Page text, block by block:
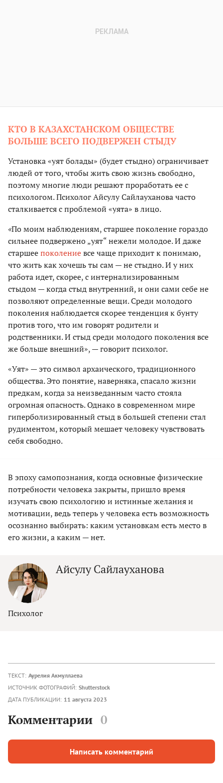
КТО В КАЗАХСТАНСКОМ ОБЩЕСТВЕ
БОЛЬШЕ ВСЕГО ПОДВЕРЖЕН СТЫДУ
Установка «уят болады» (будет стыдно) ограничивает
людей от того, чтобы жить свою жизнь свободно,
поэтому многие люди решают проработать ее с
психологом. Психолог Айсулу Сайлауханова часто
сталкивается с проблемой «уята» в лицо.
«По моим наблюдениям, старшее поколение гораздо
сильнее подвержено „уят“ нежели молодое. И даже
старшеепоколениевсе чаще приходит к понимаю,
что жить как хочешь ты сам — не стыдно. И у них
работа идет, скорее, с интернализированным
стыдом — когда стыд внутренний, и они сами себе не
позволяют определенные вещи. Среди молодого
поколения наблюдается скорее тенденция к бунту
против того, что им говорят родители и
родственники. И стыд среди молодого поколения все
же больше внешний», — говорит психолог.
«Уят» — это символ архаического, традиционного
общества. Это понятие, наверняка, спасало жизни
предкам, когда за неизведанным часто стояла
огромная опасность. Однако в современном мире
гиперболизированный стыд в большей степени стал
рудиментом, который мешает человеку чувствовать
себя свободно.
В эпоху самопознания, когда основные физические
потребности человека закрыты, пришло время
изучать свою психологию и истинные желания и
мотивации, ведь теперь у человека есть возможность
осознанно выбирать: каким установкам есть место в
его жизни, а каким — нет.
Айсулу Сайлауханова
Психолог
ТЕКСТ: Аурелия Акмуллаева
ИСТОЧНИК ФОТОГРАФИЙ: Shutterstock
ДАТА ПУБЛИКАЦИИ: 11 августа 2023
Комментарии 0
Написать комментарий